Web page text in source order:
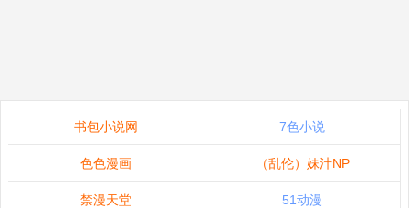
书包小说网 7色小说
色色漫画 （乱伦）妹汁NP
禁漫天堂 51动漫